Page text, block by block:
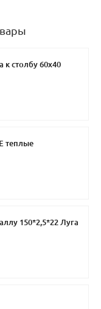
к столбу 60х40
теплые
150*2,5*22 Луга